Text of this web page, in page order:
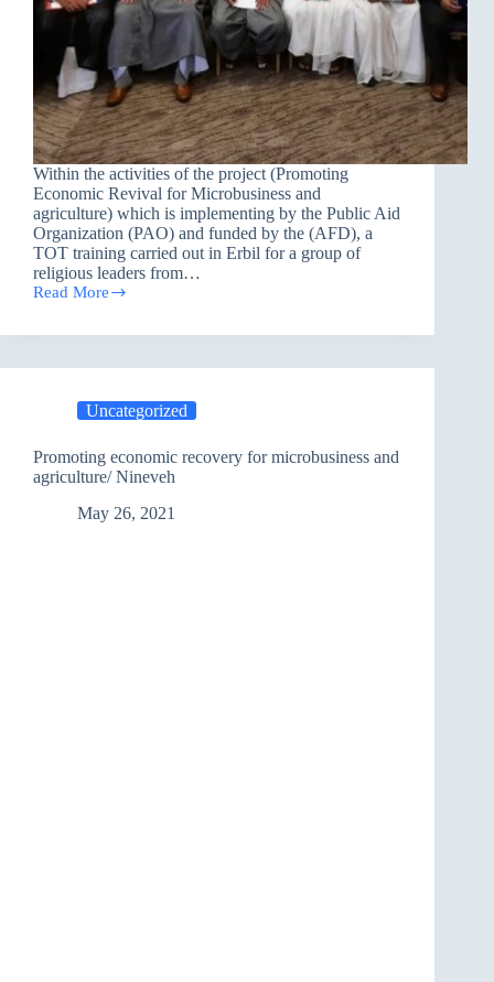
Within the activities of the project (Promoting
Economic Revival for Microbusiness and
agriculture) which is implementing by the Public Aid
Organization (PAO) and funded by the (AFD), a
TOT training carried out in Erbil for a group of
religious leaders from…
Read More
Promoting
Revival
agriculture
Mosul
Uncategorized
Promoting economic recovery for microbusiness and
agriculture/ Nineveh
May 26, 2021